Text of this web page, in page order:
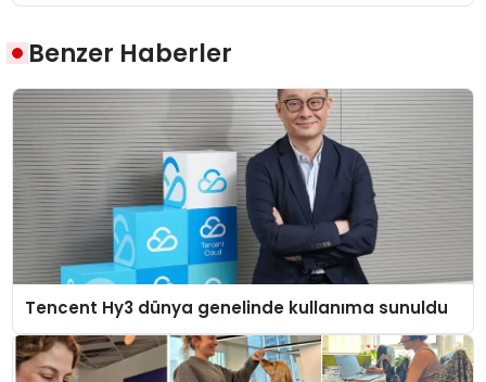
Benzer Haberler
Tencent Hy3 dünya genelinde kullanıma sunuldu